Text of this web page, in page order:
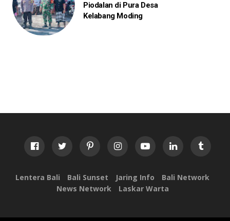
Piodalan di Pura Desa
Kelabang Moding
Lentera Bali Bali Sunset Jaring Info
Bali Network
News Network
Laskar Warta